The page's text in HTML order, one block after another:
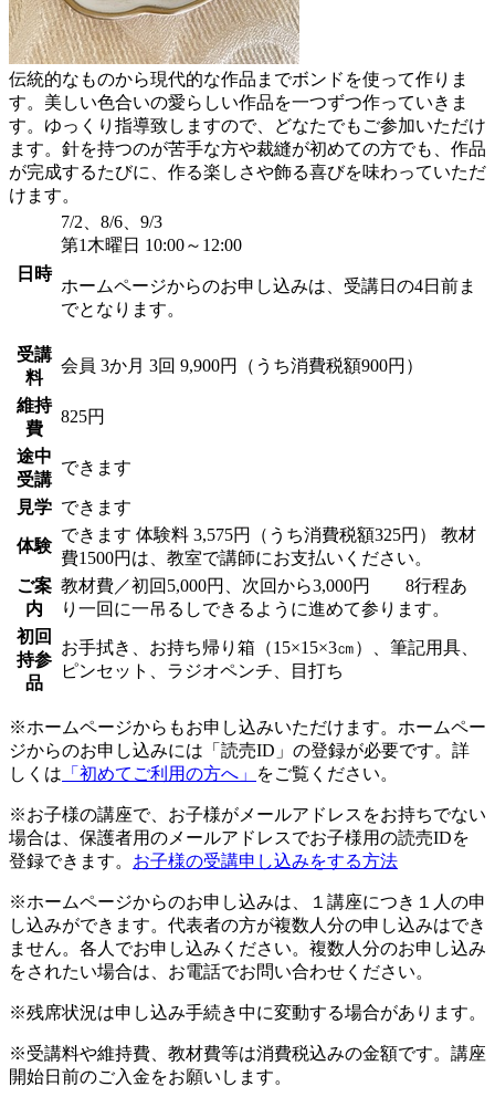
伝統的なものから現代的な作品までボンドを使って作りま
す。美しい色合いの愛らしい作品を一つずつ作っていきま
す。ゆっくり指導致しますので、どなたでもご参加いただけ
ます。針を持つのが苦手な方や裁縫が初めての方でも、作品
が完成するたびに、作る楽しさや飾る喜びを味わっていただ
けます。
日時
7/2、8/6、9/3
第1木曜日 10:00～12:00
ホームページからのお申し込みは、受講日の4日前ま
でとなります。
受講
料
会員 3か月 3回 9,900円（うち消費税額900円）
維持
費
825円
途中
受講
できます
見学 できます
体験
できます 体験料 3,575円（うち消費税額325円） 教材
費1500円は、教室で講師にお支払いください。
ご案
内
教材費／初回5,000円、次回から3,000円 8行程あ
り一回に一吊るしできるように進めて参ります。
初回
持参
品
お手拭き、お持ち帰り箱（15×15×3㎝）、筆記用具、
ピンセット、ラジオペンチ、目打ち
※ホームページからもお申し込みいただけます。ホームペー
ジからのお申し込みには「読売ID」の登録が必要です。詳
しくは 「初めてご利用の方へ」 をご覧ください。
※お子様の講座で、お子様がメールアドレスをお持ちでない
場合は、保護者用のメールアドレスでお子様用の読売IDを
登録できます。 お子様の受講申し込みをする方法
※ホームページからのお申し込みは、１講座につき１人の申
し込みができます。代表者の方が複数人分の申し込みはでき
ません。各人でお申し込みください。複数人分のお申し込み
をされたい場合は、お電話でお問い合わせください。
※残席状況は申し込み手続き中に変動する場合があります。
※受講料や維持費、教材費等は消費税込みの金額です。講座
開始日前のご入金をお願いします。